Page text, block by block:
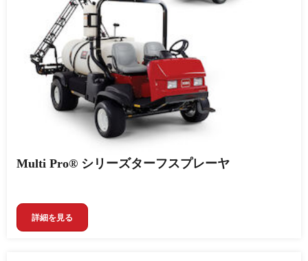
Multi Pro® シリーズターフスプレーヤ
詳細を見る